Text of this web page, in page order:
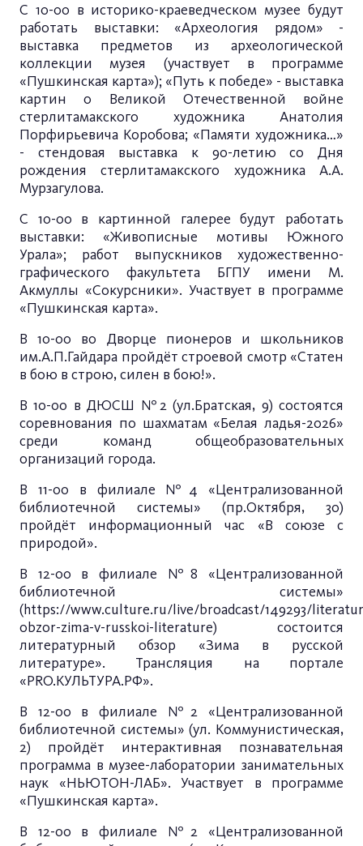
С 10-00 в историко-краеведческом музее будут
работать выставки: «Археология рядом» -
выставка предметов из археологической
коллекции музея
(участвует в программе
«Пушкинская карта»); «Путь к победе» - выставка
картин о Великой Отечественной войне
стерлитамакского художника Анатолия
Порфирьевича Коробова; «Памяти художника…»
- стендовая выставка к 90-летию со Дня
рождения стерлитамакского художника А.А.
Мурзагулова.
С 10-00 в картинной галерее будут работать
выставки: «Живописные мотивы Южного
Урала»; работ выпускников художественно-
графического факультета БГПУ имени М.
Акмуллы «Сокурсники». Участвует в программе
«Пушкинская карта».
В 10-00 во Дворце пионеров и школьников
им.А.П.Гайдара пройдёт строевой смотр «Статен
в бою в строю, силен в бою!».
В 10-00 в ДЮСШ №2 (ул.Братская, 9) состоятся
соревнования по шахматам «Белая ладья-2026»
среди команд общеобразовательных
организаций города.
В 11-00 в филиале №4 «Централизованной
библиотечной системы» (пр.Октября, 30)
пройдёт информационный час «В союзе с
природой».
В 12-00 в филиале №8 «Централизованной
библиотечной системы»
(https://www.culture.ru/live/broadcast/149293/
obzor-zima-v-russkoi-literature) состоится
литературный обзор «Зима в русской
литературе». Трансляция на портале
«PRO.КУЛЬТУРА.РФ».
В 12-00 в филиале №2 «Централизованной
библиотечной системы» (ул. Коммунистическая,
2) пройдёт интерактивная познавательная
программа в музее-лаборатории занимательных
наук «НЬЮТОН-ЛАБ». Участвует в программе
«Пушкинская карта».
В 12-00 в филиале №2 «Централизованной